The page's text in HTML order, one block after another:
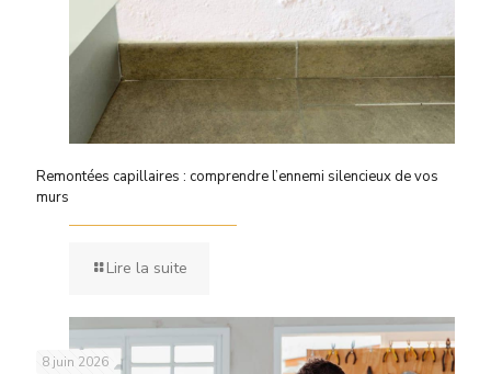
Remontées capillaires : comprendre l’ennemi silencieux de vos
murs
Lire la suite
8 juin 2026